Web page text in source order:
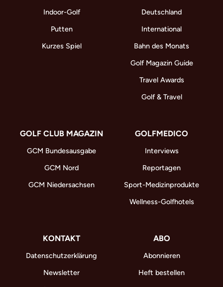
Indoor-Golf
Putten
Kurzes Spiel
Deutschland
International
Bahn des Monats
Golf Magazin Guide
Travel Awards
Golf & Travel
GOLF CLUB MAGAZIN
GCM Bundesausgabe
GCM Nord
GCM Niedersachsen
GOLFMEDICO
Interviews
Reportagen
Sport-Medizinprodukte
Wellness-Golfhotels
KONTAKT
Datenschutzerklärung
Newsletter
ABO
Abonnieren
Heft bestellen